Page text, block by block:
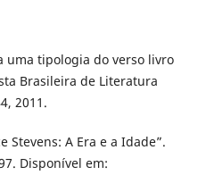
uma tipologia do verso livro
Brasileira de Literatura
2011.
Stevens: A Era e a Idade”.
Disponível em: